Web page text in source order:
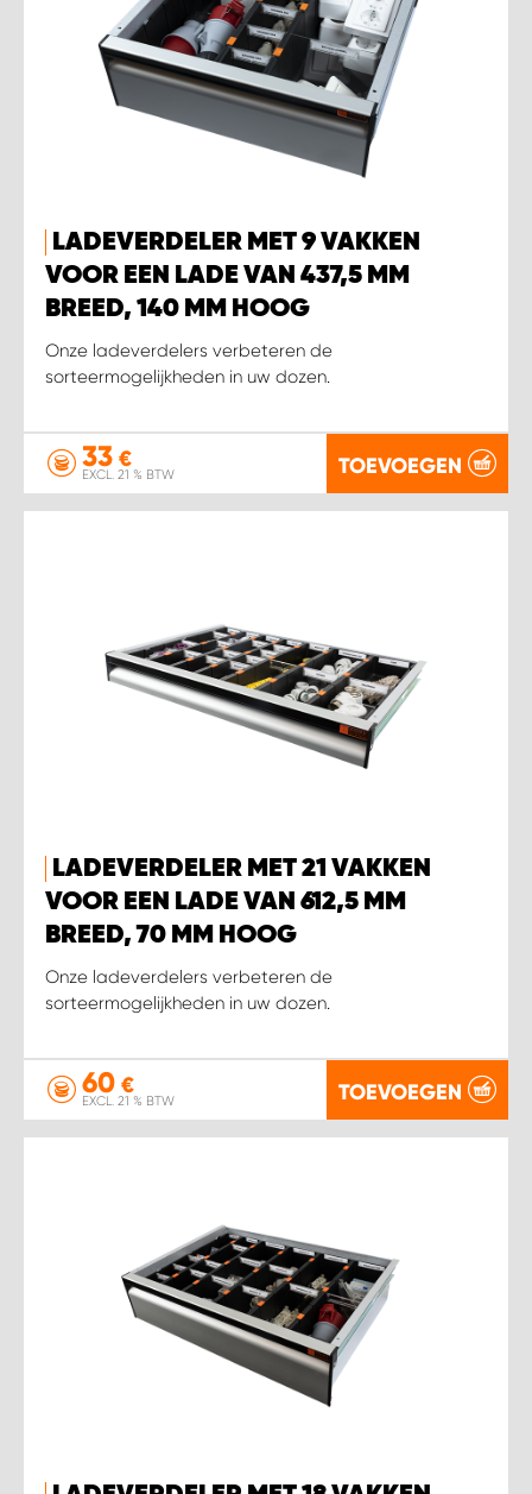
LADEVERDELER MET 9 VAKKEN
VOOR EEN LADE VAN 437,5 MM
BREED, 140 MM HOOG
Onze ladeverdelers verbeteren de
sorteermogelijkheden in uw dozen.
33 €
EXCL. 21 % BTW TOEVOEGEN
LADEVERDELER MET 21 VAKKEN
VOOR EEN LADE VAN 612,5 MM
BREED, 70 MM HOOG
Onze ladeverdelers verbeteren de
sorteermogelijkheden in uw dozen.
60 €
EXCL. 21 % BTW TOEVOEGEN